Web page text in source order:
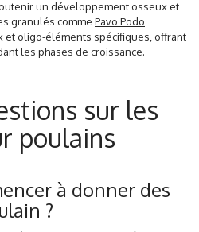
un développement osseux et
granulés comme Pavo Podo
et oligo-éléments spécifiques, offrant
les phases de croissance.
sur les
poulains
à donner des
?